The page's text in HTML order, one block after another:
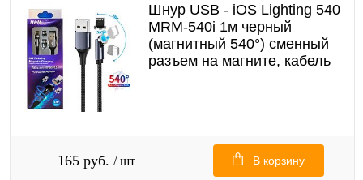
Шнур USB - iOS Lighting 540
MRM-540i 1м черный
(магнитный 540°) сменный
разъем на магните, кабель
165 руб. / шт В корзину